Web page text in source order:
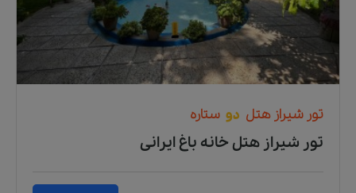
تور شیراز هتل دو ستاره
تور شیراز هتل خانه باغ ایرانی